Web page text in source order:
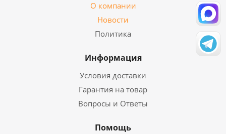
О компании
Новости
Политика
Информация
Условия доставки
Гарантия на товар
Вопросы и Ответы
Помощь